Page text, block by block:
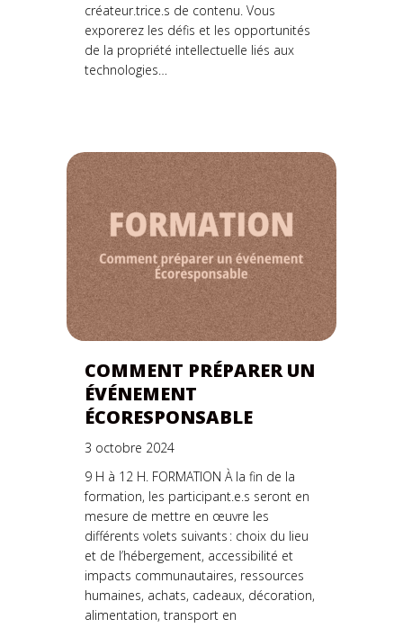
créateur.trice.s de contenu. Vous
exporerez les défis et les opportunités
de la propriété intellectuelle liés aux
technologies…
COMMENT PRÉPARER UN
ÉVÉNEMENT
ÉCORESPONSABLE
3 octobre 2024
9 H à 12 H. FORMATION À la fin de la
formation, les participant.e.s seront en
mesure de mettre en œuvre les
différents volets suivants : choix du lieu
et de l’hébergement, accessibilité et
impacts communautaires, ressources
humaines, achats, cadeaux, décoration,
alimentation, transport en